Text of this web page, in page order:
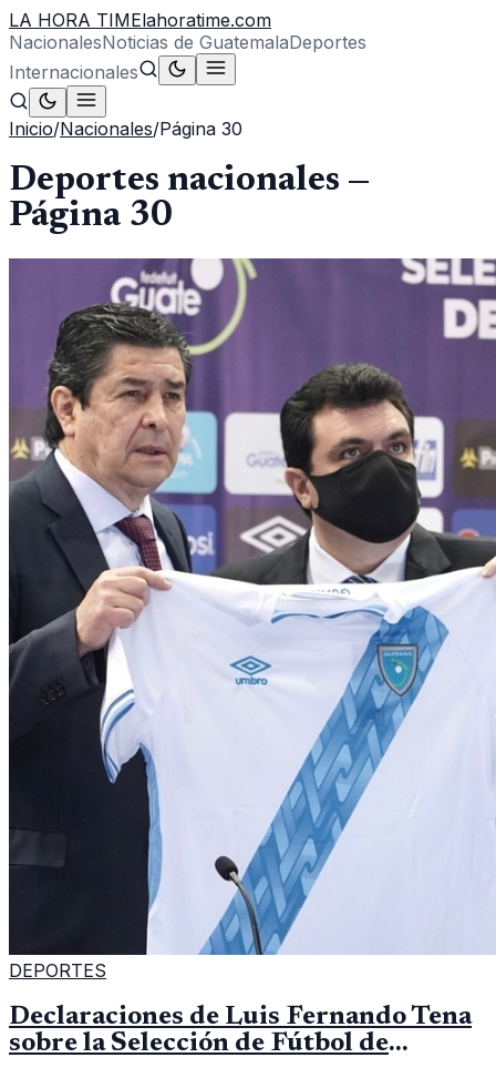
LA HORA TIMElahoratime.com
NacionalesNoticias de GuatemalaDeportes
Internacionales
Inicio/Nacionales/Página 30
Deportes nacionales —
Página 30
DEPORTES
Declaraciones de Luis Fernando Tena
sobre la Selección de Fútbol de